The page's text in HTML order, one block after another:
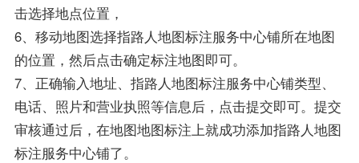
击选择地点位置，
6、移动地图选择指路人地图标注服务中心铺所在地图
的位置，然后点击确定标注地图即可。
7、正确输入地址、指路人地图标注服务中心铺类型、
电话、照片和营业执照等信息后，点击提交即可。提交
审核通过后，在地图地图标注上就成功添加指路人地图
标注服务中心铺了。